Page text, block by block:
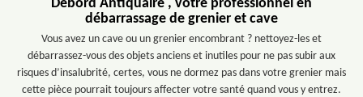
Debord Antiquaire , votre professionnel en
débarrassage de grenier et cave
Vous avez un cave ou un grenier encombrant ? nettoyez-les et
débarrassez-vous des objets anciens et inutiles pour ne pas subir aux
risques d’insalubrité, certes, vous ne dormez pas dans votre grenier mais
cette pièce pourrait toujours affecter votre santé quand vous y entrez.